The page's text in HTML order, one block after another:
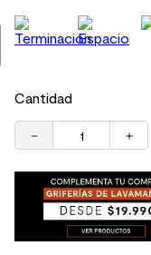
Cantidad
＋
－